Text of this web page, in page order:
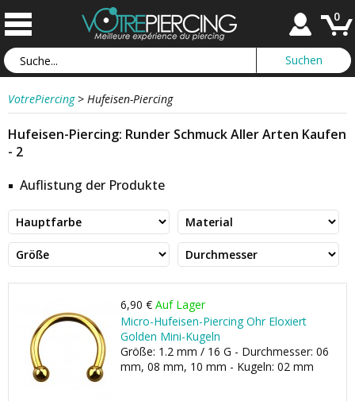
0
VotrePiercing > Hufeisen-Piercing
Hufeisen-Piercing: Runder Schmuck Aller Arten Kaufen
- 2
Auflistung der Produkte
6,90 € Auf Lager
Micro-Hufeisen-Piercing Ohr Eloxiert
Golden Mini-Kugeln
Größe: 1.2 mm / 16 G - Durchmesser: 06
mm, 08 mm, 10 mm - Kugeln: 02 mm